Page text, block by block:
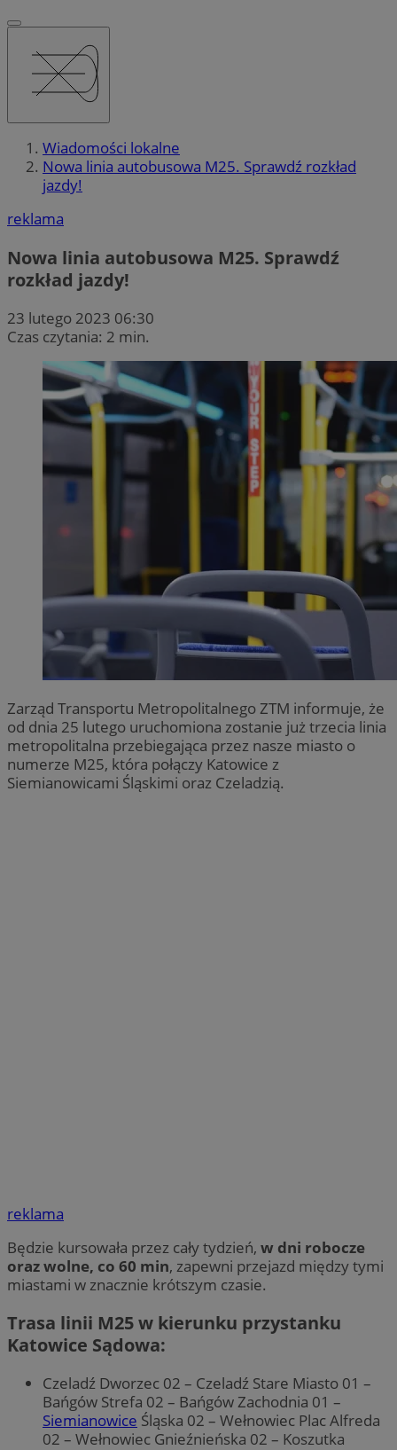
Wiadomości lokalne
Nowa linia autobusowa M25. Sprawdź rozkład
jazdy!
reklama
Nowa linia autobusowa M25. Sprawdź
rozkład jazdy!
23 lutego 2023 06:30
Czas czytania: 2 min.
Zarząd Transportu Metropolitalnego ZTM informuje, że
od dnia 25 lutego uruchomiona zostanie już trzecia linia
metropolitalna przebiegająca przez nasze miasto o
numerze M25, która połączy Katowice z
Siemianowicami Śląskimi oraz Czeladzią.
reklama
Będzie kursowała przez cały tydzień, w dni robocze
oraz wolne, co 60 min, zapewni przejazd między tymi
miastami w znacznie krótszym czasie.
Trasa linii M25 w kierunku przystanku
Katowice Sądowa:
Czeladź Dworzec 02 – Czeladź Stare Miasto 01 –
Bańgów Strefa 02 – Bańgów Zachodnia 01 –
Siemianowice Śląska 02 – Wełnowiec Plac Alfreda
02 – Wełnowiec Gnieźnieńska 02 – Koszutka